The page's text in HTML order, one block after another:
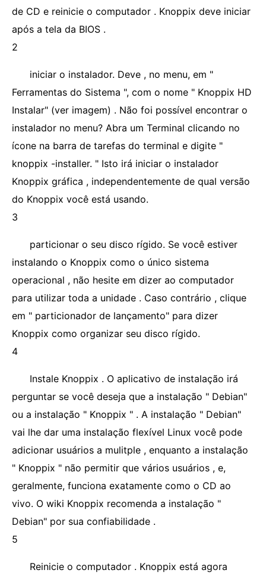
de CD e reinicie o computador . Knoppix deve iniciar
após a tela da BIOS .
2
iniciar o instalador. Deve , no menu, em "
Ferramentas do Sistema ", com o nome " Knoppix HD
Instalar" (ver imagem) . Não foi possível encontrar o
instalador no menu? Abra um Terminal clicando no
ícone na barra de tarefas do terminal e digite "
knoppix -installer. " Isto irá iniciar o instalador
Knoppix gráfica , independentemente de qual versão
do Knoppix você está usando.
3
particionar o seu disco rígido. Se você estiver
instalando o Knoppix como o único sistema
operacional , não hesite em dizer ao computador
para utilizar toda a unidade . Caso contrário , clique
em " particionador de lançamento" para dizer
Knoppix como organizar seu disco rígido.
4
Instale Knoppix . O aplicativo de instalação irá
perguntar se você deseja que a instalação " Debian"
ou a instalação " Knoppix " . A instalação " Debian"
vai lhe dar uma instalação flexível Linux você pode
adicionar usuários a mulitple , enquanto a instalação
" Knoppix " não permitir que vários usuários , e,
geralmente, funciona exatamente como o CD ao
vivo. O wiki Knoppix recomenda a instalação "
Debian" por sua confiabilidade .
5
Reinicie o computador . Knoppix está agora